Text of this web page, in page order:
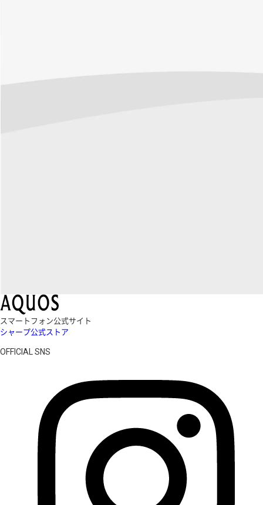
スマートフォン公式サイト
シャープ公式ストア
OFFICIAL SNS